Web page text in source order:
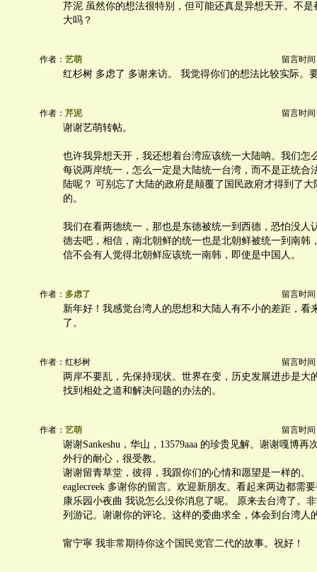
芹泥 虽然你的想法很特别，但可能还真是异想天开。不是
大吗？
作者： 艺萌 留言时间
红杉树 多虑了 多谢来访。 我觉得你们的想法比较实际。
作者： 芹泥 留言时间
谢谢艺萌转帖。
也许我异想天开，我还想着台湾应该统一大陆呐。我们怎
每说两岸统一，怎么一定是大陆统一台湾，而不是正统合
陆呢？ 可别忘了大陆的政府是颠覆了国民政府才得到了
的。
我们在看两德统一，那也是东德被统一到西德，恐怕没人
德去吧，相信，南北朝鲜的统一也是北朝鲜被统一到南韩
信不会有人觉得北朝鲜应该统一南韩，即使是中国人。
作者： 多虑了 留言时间
新年好！我感觉台湾人的思想和大陆人有不小的差距，看
了。
作者：红杉树 留言时间
两岸不要乱，先保持现状。世界在变，历史发展进步是大
找到相处之道和解决问题的办法的。
作者： 艺萌 留言时间
谢谢Sankeshu，华山，13579aaa 的珍贵见解。谢谢嘎博再
外行的耐心，很受教。
谢谢留青草堂，彼得，我跟你们的心情和愿望是一样的。
eaglecreek 多谢你的留言。欢迎新朋友。看起来两边都需
康乐园小夜曲 我说怎么没你消息了呢。 原来去台湾了。
列游记。谢谢你的评论。这样的委曲求全，体会到台湾人
甯宁寧 我非常期待你这个国民党官二代的故事。祝好！